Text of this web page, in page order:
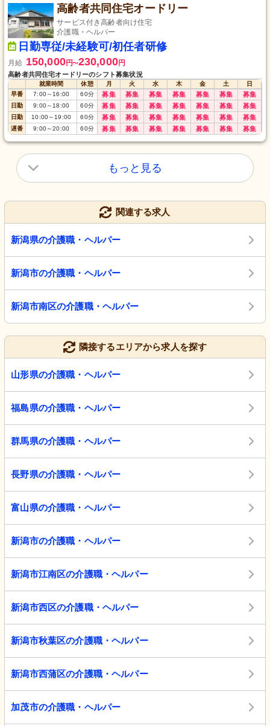
高齢者共同住宅オードリー
サービス付き高齢者向け住宅
介護職・ヘルパー
日勤専従/未経験可/初任者研修
月給 150,000円〜230,000円
高齢者共同住宅オードリーのシフト募集状況
就業時間 休憩 月 火 水 木 金 土
日
早番
7:00～16:00 60分 募集 募集 募集 募集 募集 募集 募集
日勤 9:00～18:00 60分 募集 募集 募集 募集 募集 募集 募集
日勤 10:00～19:00 60分 募集 募集 募集 募集 募集 募集 募集
遅番 9:00～20:00 60分 募集 募集 募集 募集 募集 募集 募集
もっと見る
関連する求人
新潟県の介護職・ヘルパー
新潟市の介護職・ヘルパー
新潟市南区の介護職・ヘルパー
隣接するエリアから求人を探す
山形県の介護職・ヘルパー
福島県の介護職・ヘルパー
群馬県の介護職・ヘルパー
長野県の介護職・ヘルパー
富山県の介護職・ヘルパー
新潟市の介護職・ヘルパー
新潟市江南区の介護職・ヘルパー
新潟市西区の介護職・ヘルパー
新潟市秋葉区の介護職・ヘルパー
新潟市西蒲区の介護職・ヘルパー
加茂市の介護職・ヘルパー